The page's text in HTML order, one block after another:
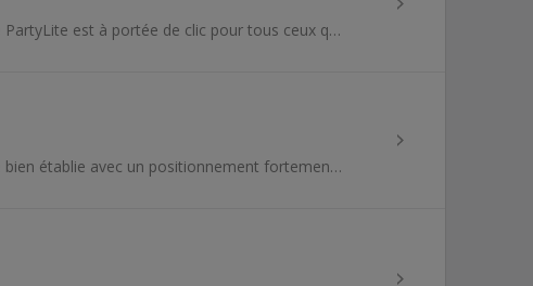
L’assortiment vaste et exquis de PartyLite est à portée de clic pour tous ceux qui, partout en Amérique du Nord, souhaitent découvrir des bougies...
En tant qu’enseigne de bricolage bien établie avec un positionnement fortement orienté prix et valeur, Brico Dépôt offre plusieurs avantages aux pa...